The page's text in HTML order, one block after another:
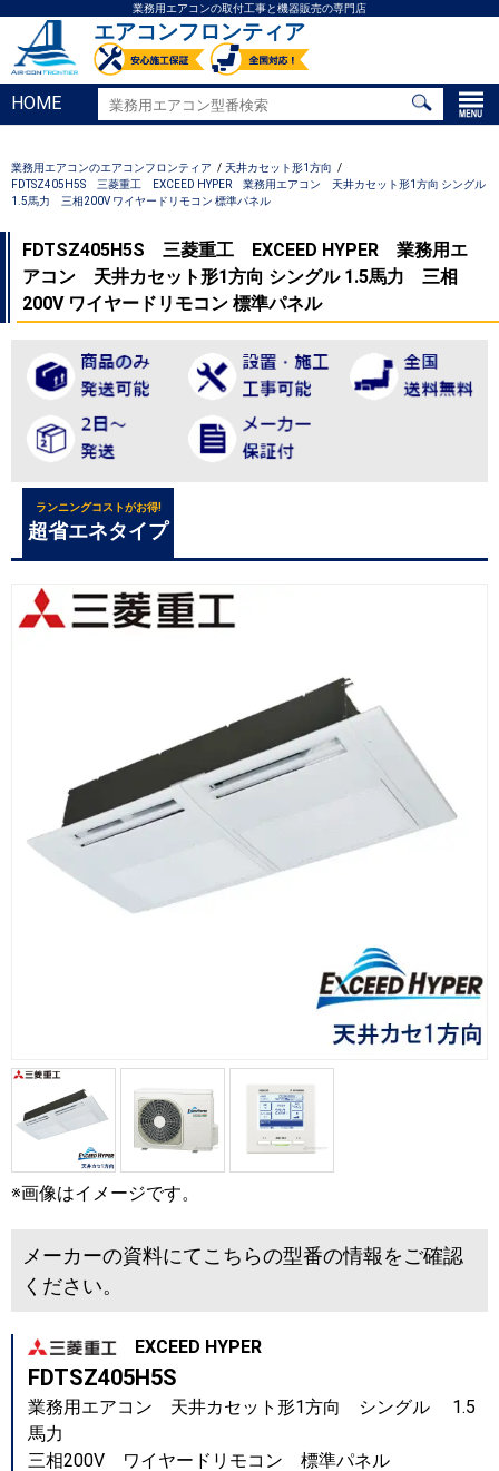
業務用エアコンの取付工事と機器販売の専門店
エアコンフロンティア
HOME
業務用エアコンのエアコンフロンティア
天井カセット形1方向
FDTSZ405H5S 三菱重工 EXCEED HYPER 業務用エアコン 天井カセット形1方向 シングル
1.5馬力 三相200V ワイヤードリモコン 標準パネル
FDTSZ405H5S 三菱重工 EXCEED HYPER 業務用エ
アコン 天井カセット形1方向 シングル 1.5馬力 三相
200V ワイヤードリモコン 標準パネル
ランニングコストがお得!
超省エネタイプ
※画像はイメージです。
メーカーの資料にてこちらの型番の情報をご確認
ください。
EXCEED HYPER
FDTSZ405H5S
業務用エアコン 天井カセット形1方向 シングル 1.5
馬力
三相200V ワイヤードリモコン 標準パネル